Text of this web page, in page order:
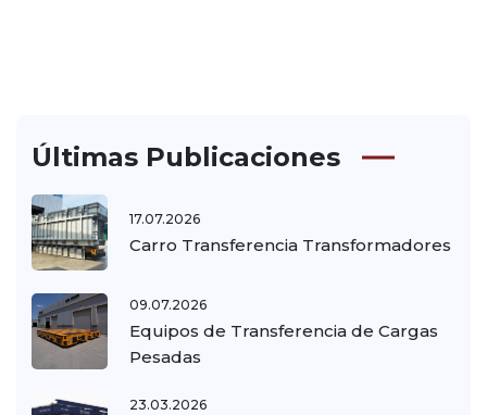
Últimas Publicaciones
17.07.2026
Carro Transferencia Transformadores
09.07.2026
Equipos de Transferencia de Cargas
Pesadas
23.03.2026